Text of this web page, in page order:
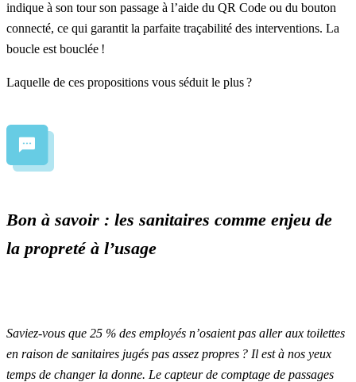
indique à son tour son passage à l’aide du QR Code ou du bouton
connecté, ce qui garantit la parfaite traçabilité des interventions. La
boucle est bouclée !
Laquelle de ces propositions vous séduit le plus ?
Bon à savoir : les sanitaires comme enjeu de
la propreté à l’usage
Saviez-vous que 25 % des employés n’osaient pas aller aux toilettes
en raison de sanitaires jugés pas assez propres ? Il est à nos yeux
temps de changer la donne. Le capteur de comptage de passages